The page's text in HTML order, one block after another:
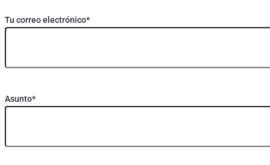
Tu correo electrónico*
Asunto*